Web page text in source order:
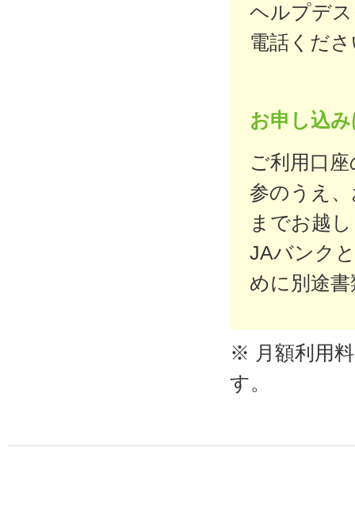
ヘルプデ
電話くだ
お申し込
ご利用口
参のうえ
までお越
JAバンク
めに別途
※ 月額利用
す。